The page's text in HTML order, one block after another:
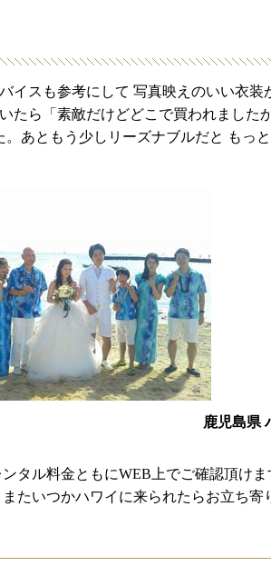
イスも参考にして 写真映えのいい衣装
たら「素敵だけどどこで買われました
あともう少しリーズナブルだと もっ
鹿児島県
タル料金ともにWEB上でご確認頂け
たいつかハワイに来られたらお立ち寄